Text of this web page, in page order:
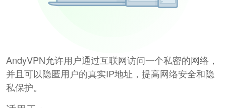
AndyVPN允许用户通过互联网访问一个私密的网络，
并且可以隐匿用户的真实IP地址，提高网络安全和隐
私保护。